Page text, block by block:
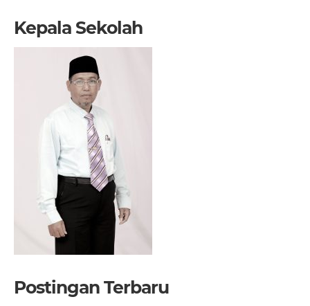
Kepala Sekolah
Postingan Terbaru